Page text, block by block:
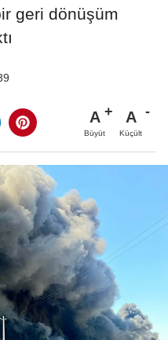
geri dönüşüm
A
Büyüt
A
Küçült